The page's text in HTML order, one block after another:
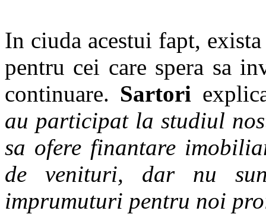
In ciuda acestui fapt,
pentru cei care spera sa
continuare. Sartori
au participat la studiul
sa ofere finantare
de venituri, dar nu
imprumuturi pentru noi